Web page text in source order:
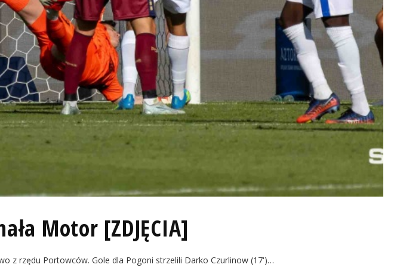
Motor [ZDJĘCIA]
z rzędu Portowców. Gole dla Pogoni strzelili Darko Czurlinow (17')…